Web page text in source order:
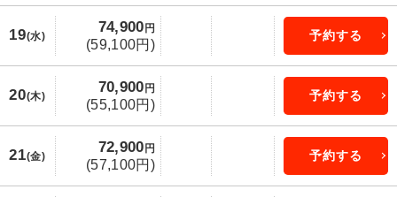
19(水)
74,900 円
(59,100円)
予約する
20(木)
70,900 円
(55,100円)
予約する
21(金)
72,900 円
(57,100円)
予約する